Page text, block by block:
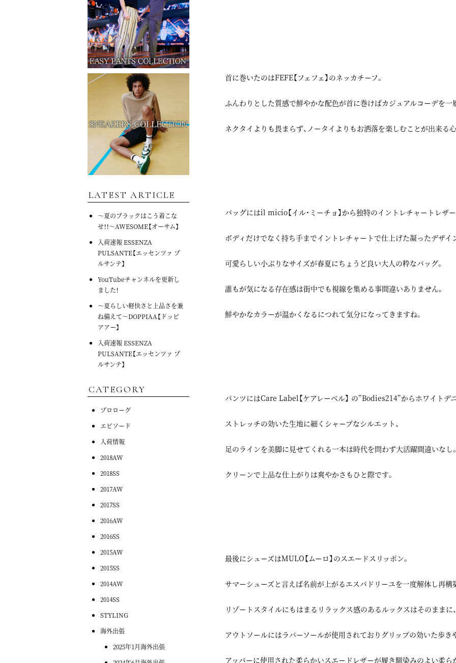
首に巻いたのはFEFE【フェフェ】のネッカチーフ。
ふんわりとした質感で鮮やかな配色が首に巻けばカジュアルコーデを
ネクタイよりも畏まらず、ノータイよりもお洒落を楽しむことが出来る
バッグにはil micio【イル・ミーチョ】から独特のイントレチャートレザ
ボディだけでなく持ち手までイントレチャートで仕上げた凝ったデザイ
可愛らしい小ぶりなサイズが春夏にちょうど良い大人の粋なバッグ。
誰もが気になる存在感は街中でも視線を集める事間違いありません。
鮮やかなカラーが温かくなるにつれて気分になってきますね。
パンツにはCare Label【ケアレーベル】 の”Bodies214”からホワイトデ
ストレッチの効いた生地に細くシャープなシルエット、
足のラインを美脚に見せてくれる一本は時代を問わず大活躍間違いなし
クリーンで上品な仕上がりは爽やかさもひと際です。
最後にシューズはMULO【ムーロ】のスエードスリッポン。
サマーシューズと言えば名前が上がるエスパドリーユを一度解体し再構
リゾートスタイルにもはまるリラックス感のあるルックスはそのままに、
アウトソールにはラバーソールが使用されておりグリップの効いた歩き
アッパーに使用された柔らかいスエードレザーが履き馴染みのよい柔
LATEST ARTICLE
～夏のブラックはこう着こな
せ！！～AWESOME【オーサム】
入荷速報 ESSENZA
PULSANTE【エッセンツァ プ
ルサンテ】
YouTubeチャンネルを更新し
ました！
～夏らしい軽快さと上品さを兼
ね備えて～DOPPIAA【ドッピ
アアー】
入荷速報 ESSENZA
PULSANTE【エッセンツァ プ
ルサンテ】
CATEGORY
プロローグ
エピソード
入荷情報
2018AW
2018SS
2017AW
2017SS
2016AW
2016SS
2015AW
2015SS
2014AW
2014SS
STYLING
海外出張
2025年1月海外出張